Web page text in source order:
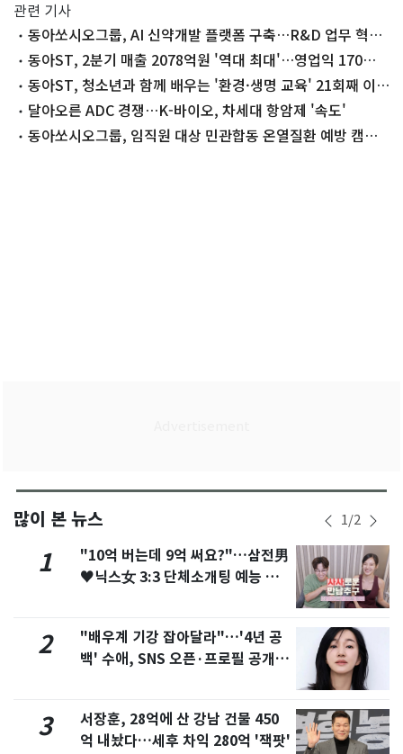
관련 기사
동아쏘시오그룹, AI 신약개발 플랫폼 구축…R&D 업무 혁신
본격화
동아ST, 2분기 매출 2078억원 '역대 최대'…영업익 170%
증가동아ST, 청소년과 함께 배우는 '환경·생명 교육' 21회째 이
어간다
달아오른 ADC 경쟁…K-바이오, 차세대 항암제 '속도'
동아쏘시오그룹, 임직원 대상 민관합동 온열질환 예방 캠페
많이 본 뉴스 1/2
1
"10억 버는데 9억 써요?"…삼전男
♥닉스女 3:3 단체소개팅 예능 화
2
"배우계 기강 잡아달라"…'4년 공
백' 수애, SNS 오픈·프로필 공개
3
서장훈, 28억에 산 강남 건물 450
억 내놨다…세후 차익 280억 '잭팟'